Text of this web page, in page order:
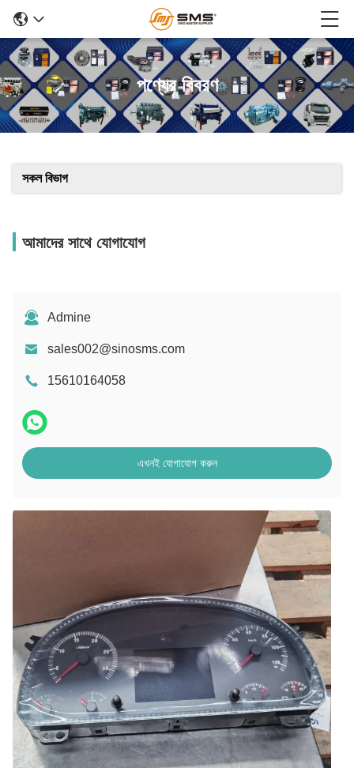
পণ্যের বিবরণ
সকল বিভাগ
আমাদের সাথে যোগাযোগ
Admine
sales002@sinosms.com
15610164058
এখনই যোগাযোগ করুন